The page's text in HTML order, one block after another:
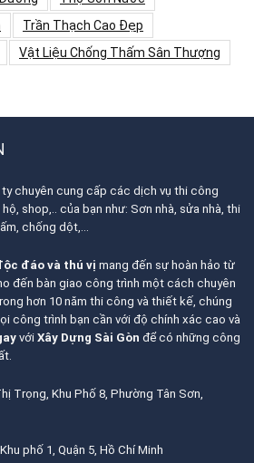
Trần Thạch Cao Đẹp
Vật Liệu Chống Thấm Sân Thượng
ty chuyên cung cấp các dịch vụ thi công
shop,.. của bạn như: Sơn nhà, sửa nhà, thi
chống dột,…
đáo và thú vị mang đến sự hoàn hảo từ
đến bàn giao công trình một cách chuyên
hơn 10 năm thi công và thiết kế, chúng
công trình bạn cần với độ chính xác cao và
với Xây Dựng Sài Gòn để có những công
Trọng, Khu Phố 8, Phường Tân Sơn,
phố 1, Quận 5, Hồ Chí Minh